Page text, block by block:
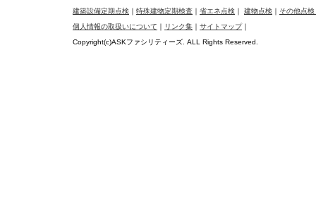
建築設備定期点検 ｜ 特殊建物定期検査 ｜ 省エネ点検 ｜ 建物点検 ｜ その他点
個人情報の取扱いについて ｜ リンク集 ｜ サイトマップ｜
Copyright(c)ASKファシリティーズ. ALL Rights Reserved.